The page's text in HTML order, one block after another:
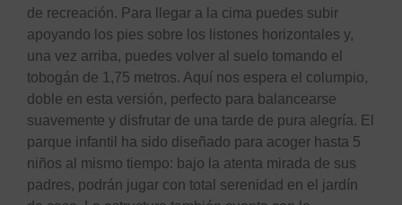
de recreación. Para llegar a la cima puedes subir
apoyando los pies sobre los listones horizontales y,
una vez arriba, puedes volver al suelo tomando el
tobogán de 1,75 metros. Aquí nos espera el columpio,
doble en esta versión, perfecto para balancearse
suavemente y disfrutar de una tarde de pura alegría. El
parque infantil ha sido diseñado para acoger hasta 5
niños al mismo tiempo: bajo la atenta mirada de sus
padres, podrán jugar con total serenidad en el jardín